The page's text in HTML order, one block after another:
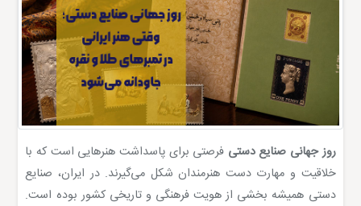
روز جهانی صنایع دستی فرصتی برای پاسداشت هنرهایی است که با
خلاقیت و مهارت دست هنرمندان شکل می‌گیرند. در ایران، صنایع
دستی همیشه بخشی از هویت فرهنگی و تاریخی کشور بوده است.